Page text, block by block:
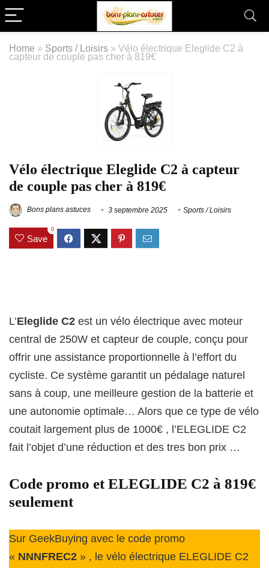
Home » Sports / Loisirs » Vélo électrique Eleglide C2 à
capteur de couple pas cher à 819€
Vélo électrique Eleglide C2 à capteur
de couple pas cher à 819€
Bons plans astuces 3 septembre 2025 Sports / Loisirs
Save
0
L’Eleglide C2 est un vélo électrique avec moteur
central de 250W et capteur de couple, conçu pour
offrir une assistance proportionnelle à l’effort du
cycliste. Ce système garantit un pédalage naturel
sans à coup, une meilleure gestion de la batterie et
une autonomie optimale… Alors que ce type de vélo
coutait largement plus de 1000€ , l’ELEGLIDE C2
fait l’objet d’une réduction et des tres bon prix …
Code promo et ELEGLIDE C2 à 819€
seulement
Sur GeekBuying avec le code promo
« NNNFREC2 » , le vélo électrique ELEGLIDE C2